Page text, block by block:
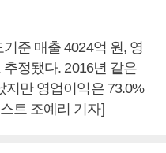
준 매출 4024억 원, 영
정됐다. 2016년 같은
지만 영업이익은 73.0%
트 조예리 기자]